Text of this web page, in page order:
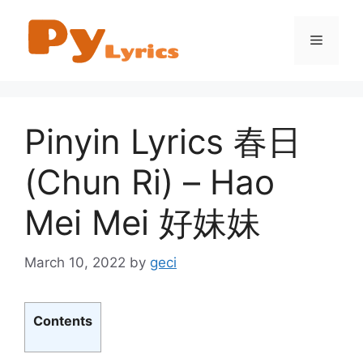
content
Menu
Pinyin Lyrics 春日
(Chun Ri) – Hao
Mei Mei 好妹妹
March 10, 2022 by geci
Contents